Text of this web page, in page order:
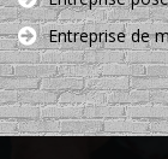
Entreprise de